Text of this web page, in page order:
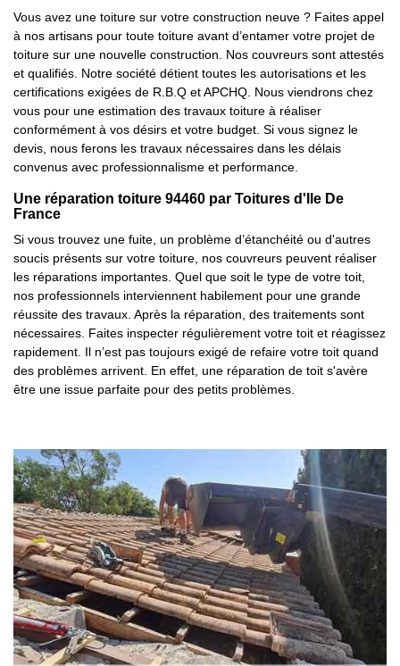
Vous avez une toiture sur votre construction neuve ? Faites appel
à nos artisans pour toute toiture avant d’entamer votre projet de
toiture sur une nouvelle construction. Nos couvreurs sont attestés
et qualifiés. Notre société détient toutes les autorisations et les
certifications exigées de R.B.Q et APCHQ. Nous viendrons chez
vous pour une estimation des travaux toiture à réaliser
conformément à vos désirs et votre budget. Si vous signez le
devis, nous ferons les travaux nécessaires dans les délais
convenus avec professionnalisme et performance.
Une réparation toiture 94460 par Toitures d'Ile De
France
Si vous trouvez une fuite, un problème d’étanchéité ou d'autres
soucis présents sur votre toiture, nos couvreurs peuvent réaliser
les réparations importantes. Quel que soit le type de votre toit,
nos professionnels interviennent habilement pour une grande
réussite des travaux. Après la réparation, des traitements sont
nécessaires. Faites inspecter régulièrement votre toit et réagissez
rapidement. Il n’est pas toujours exigé de refaire votre toit quand
des problèmes arrivent. En effet, une réparation de toit s'avère
être une issue parfaite pour des petits problèmes.